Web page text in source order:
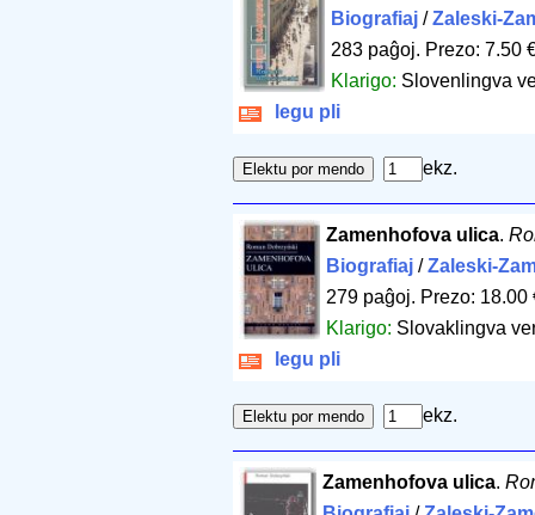
Biografiaj/Zaleski-
283 paĝoj. Prezo: 7.50
Klarigo: Slovenlingva
legu pli
ekz.
Zamenhofova ulica.
Biografiaj /Zaleski-
279 paĝoj. Prezo: 18.00
Klarigo: Slovaklingva
legu pli
ekz.
Zamenhofova ulica.